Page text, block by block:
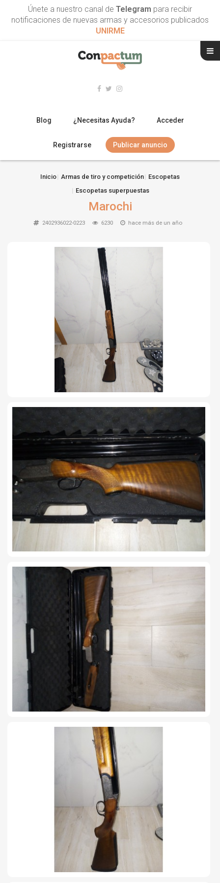
Únete a nuestro canal de Telegram para recibir
notificaciones de nuevas armas y accesorios publicados
UNIRME
Blog ¿Necesitas Ayuda? Acceder
Registrarse Publicar anuncio
Inicio Armas de tiro y competición
Escopetas
Escopetas superpuestas
Marochi
2402936022-0223 6230 hace más de un año